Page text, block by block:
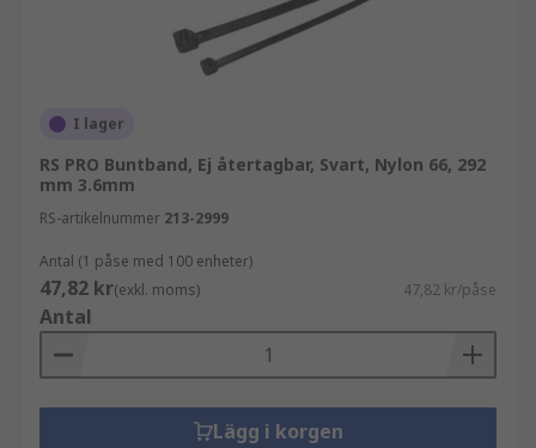
I lager
RS PRO Buntband, Ej återtagbar, Svart, Nylon 66, 292
mm 3.6mm
RS-artikelnummer 213-2999
Antal (1 påse med 100 enheter)
47,82 kr(exkl. moms) 47,82 kr/påse
Antal
Lägg i korgen